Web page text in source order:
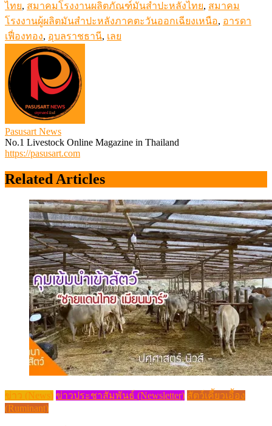
ไทย, สมาคมโรงงานผลิตภัณฑ์มันสำปะหลังไทย, สมาคม
โรงงานผู้ผลิตมันสำปะหลังภาคตะวันออกเฉียงเหนือ, อารดา
เฟื่องทอง, อุบลราชธานี, เลย
Pasusart News
No.1 Livestock Online Magazine in Thailand
https://pasusart.com
Related Articles
ข่าว (News) ข่าวประชาสัมพันธ์ (Newsletter) สัตว์เคี้ยวเอื้อง
(Ruminant)